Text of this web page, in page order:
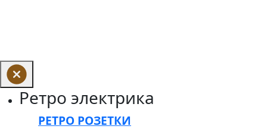
Ретро электрика
РЕТРО РОЗЕТКИ